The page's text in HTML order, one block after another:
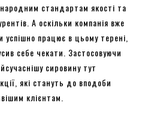
стандартам якості та
А оскільки компанія вже
успішно працює в цьому терені,
себе чекати. Застосовуючи
сировину тут
які стануть до вподоби
клієнтам.